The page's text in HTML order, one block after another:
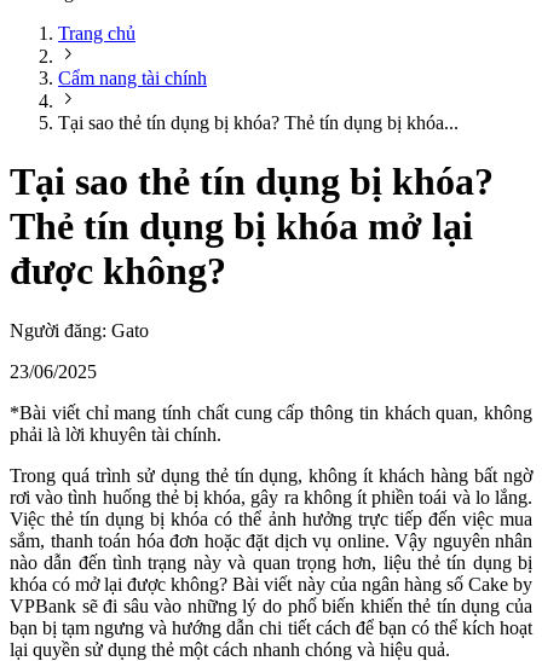
Trang chủ
Cẩm nang tài chính
Tại sao thẻ tín dụng bị khóa? Thẻ tín dụng bị khóa...
Tại sao thẻ tín dụng bị khóa?
Thẻ tín dụng bị khóa mở lại
được không?
Người đăng: Gato
23/06/2025
*Bài viết chỉ mang tính chất cung cấp thông tin khách quan, không
phải là lời khuyên tài chính.
Trong quá trình sử dụng thẻ tín dụng, không ít khách hàng bất ngờ
rơi vào tình huống thẻ bị khóa, gây ra không ít phiền toái và lo lắng.
Việc thẻ tín dụng bị khóa có thể ảnh hưởng trực tiếp đến việc mua
sắm, thanh toán hóa đơn hoặc đặt dịch vụ online. Vậy nguyên nhân
nào dẫn đến tình trạng này và quan trọng hơn, liệu thẻ tín dụng bị
khóa có mở lại được không? Bài viết này của ngân hàng số Cake by
VPBank sẽ đi sâu vào những lý do phổ biến khiến thẻ tín dụng của
bạn bị tạm ngưng và hướng dẫn chi tiết cách để bạn có thể kích hoạt
lại quyền sử dụng thẻ một cách nhanh chóng và hiệu quả.